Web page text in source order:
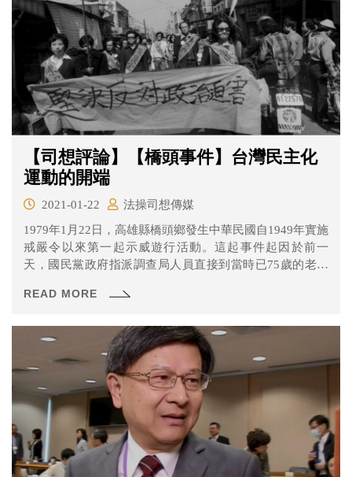
【司想評論】【橋頭事件】台灣民主化
運動的開端
2021-01-22
法操司想傳媒
1979年1月22日，高雄縣橋頭鄉發生中華民國自1949年實施
戒嚴令以來第一起示威遊行活動。這起事件起因於前一
天，國民黨政府指派調查局人員直接到當時已75歲的老縣
一天在時任縣長的黃友仁家中遭到逮捕，罪名是「涉嫌參
READ MORE